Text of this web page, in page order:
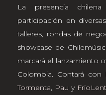
La presencia
participación en
talleres, rondas de
showcase de
marcará el lanzamiento
Colombia. Contará
Tormenta, Pau y